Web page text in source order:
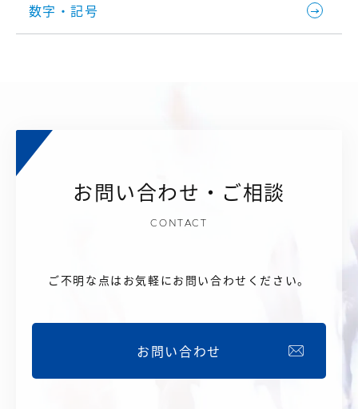
数字・記号
お問い合わせ・ご相談
CONTACT
ご不明な点はお気軽にお問い合わせください。
お問い合わせ